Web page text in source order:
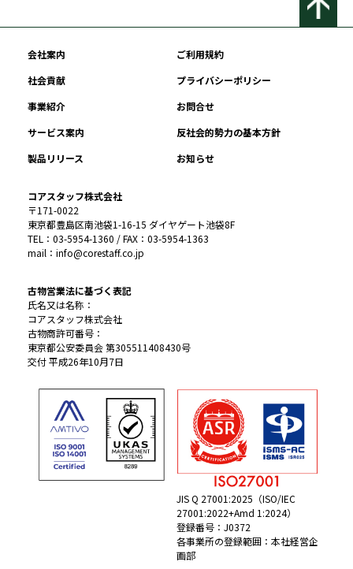
会社案内
ご利用規約
社会貢献
プライバシーポリシー
事業紹介
お問合せ
サービス案内
反社会的勢力の基本方針
製品リリース
お知らせ
コアスタッフ株式会社
〒171-0022
東京都豊島区南池袋1-16-15 ダイヤゲート池袋8F
TEL：03-5954-1360 / FAX：03-5954-1363
mail：info@corestaff.co.jp
古物営業法に基づく表記
氏名又は名称：
コアスタッフ株式会社
古物商許可番号：
東京都公安委員会 第305511408430号
交付 平成26年10月7日
JIS Q 27001:2025（ISO/IEC
27001:2022+Amd 1:2024）
登録番号：J0372
各事業所の登録範囲：本社経営企
画部